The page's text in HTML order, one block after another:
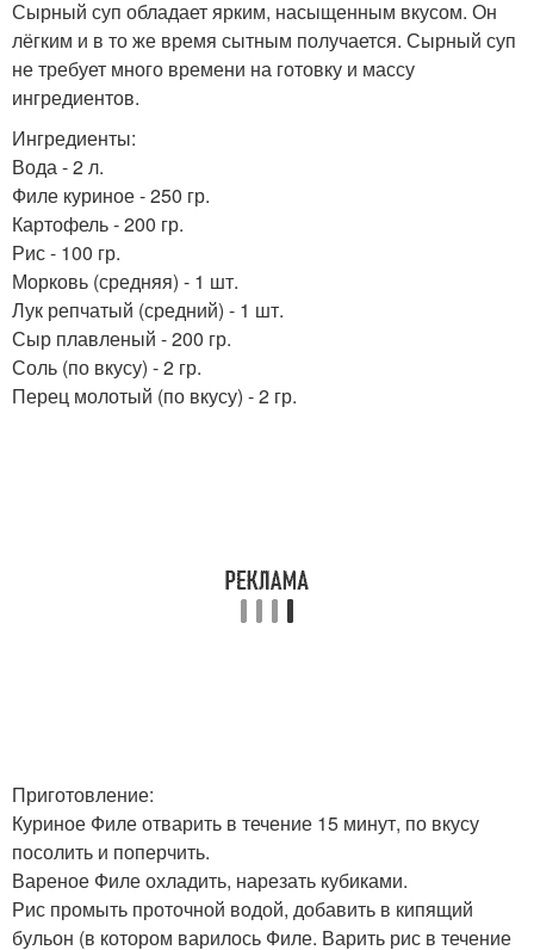
Сырный суп обладает ярким, насыщенным вкусом. Он
лёгким и в то же время сытным получается. Сырный суп
не требует много времени на готовку и массу
ингредиентов.
Ингредиенты:
Вода - 2 л.
Филе куриное - 250 гр.
Картофель - 200 гр.
Рис - 100 гр.
Морковь (средняя) - 1 шт.
Лук репчатый (средний) - 1 шт.
Сыр плавленый - 200 гр.
Соль (по вкусу) - 2 гр.
Перец молотый (по вкусу) - 2 гр.
Приготовление:
Куриное Филе отварить в течение 15 минут, по вкусу
посолить и поперчить.
Вареное Филе охладить, нарезать кубиками.
Рис промыть проточной водой, добавить в кипящий
бульон (в котором варилось Филе. Варить рис в течение